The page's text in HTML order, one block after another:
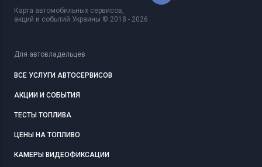
Карта автомобильных сервисов,
акций и событий Украины © 2018 - 2026
Для автовладельцев
ВСЕ УСЛУГИ АВТОСЕРВИСОВ
АКЦИИ И СОБЫТИЯ
ТЕСТЫ ТОПЛИВА
ЦЕНЫ НА ТОПЛИВО
КАМЕРЫ ВИДЕОФИКСАЦИИ